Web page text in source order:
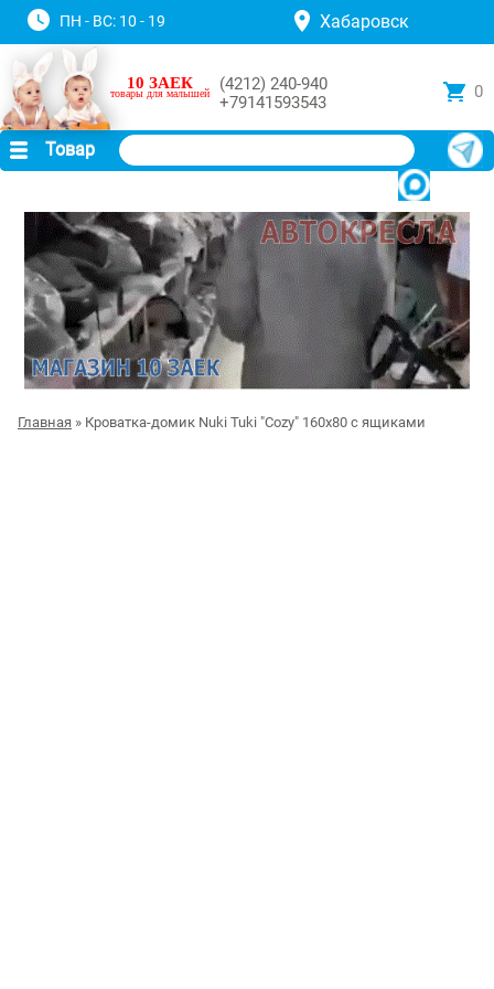
ПН - ВС: 10 - 19 Хабаровск
10 ЗАЕК
товары для малышей
(4212) 240-940
+79141593543
0
Товар
Главная » Кроватка-домик Nuki Tuki "Cozy" 160х80 с ящиками